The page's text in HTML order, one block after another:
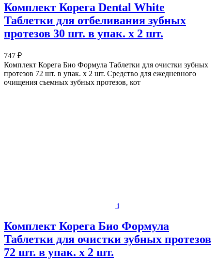
Комплект Корега Dental White
Таблетки для отбеливания зубных
протезов 30 шт. в упак. х 2 шт.
747 ₽
Комплект Корега Био Формула Таблетки для очистки зубных
протезов 72 шт. в упак. х 2 шт. Средство для ежедневного
очищения съемных зубных протезов, кот
i
Комплект Корега Био Формула
Таблетки для очистки зубных протезов
72 шт. в упак. х 2 шт.